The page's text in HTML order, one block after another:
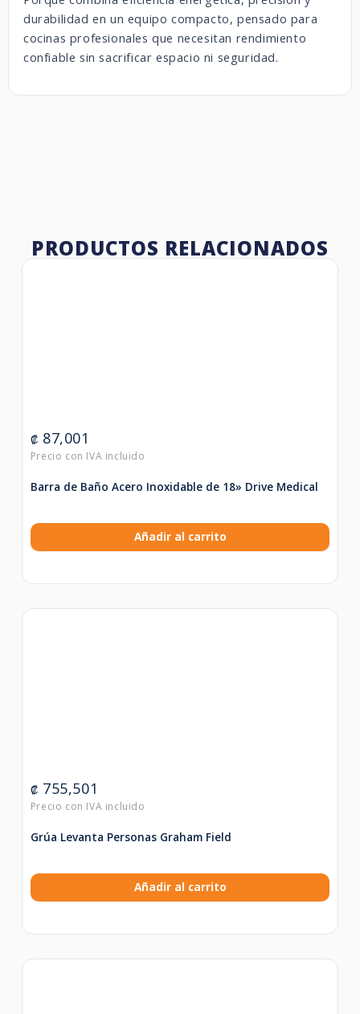
durabilidad en un equipo compacto, pensado para
cocinas profesionales que necesitan rendimiento
confiable sin sacrificar espacio ni seguridad.
PRODUCTOS RELACIONADOS
₡ 87,001
Barra de Baño Acero Inoxidable de 18» Drive Medical
Añadir al carrito
₡ 755,501
Grúa Levanta Personas Graham Field
Añadir al carrito